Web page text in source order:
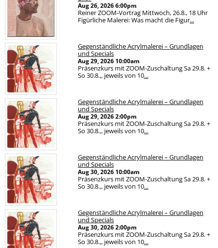
Aug 26, 20266:00pm
Reiner ZOOM-Vortrag Mittwoch, 26.8., 18 Uhr
Figürliche Malerei: Was macht die Figur...
Gegenständliche Acrylmalerei – Grundlagen
und Specials
Aug 29, 2026 10:00am
Präsenzkurs mit ZOOM-Zuschaltung Sa 29.8. +
So 30.8.,, jeweils von 10...
Gegenständliche Acrylmalerei – Grundlagen
und Specials
Aug 29, 20262:00pm
Präsenzkurs mit ZOOM-Zuschaltung Sa 29.8. +
So 30.8.,, jeweils von 10...
Gegenständliche Acrylmalerei – Grundlagen
und Specials
Aug 30, 2026 10:00am
Präsenzkurs mit ZOOM-Zuschaltung Sa 29.8. +
So 30.8.,, jeweils von 10...
Gegenständliche Acrylmalerei – Grundlagen
und Specials
Aug 30, 20262:00pm
Präsenzkurs mit ZOOM-Zuschaltung Sa 29.8. +
So 30.8.,, jeweils von 10...